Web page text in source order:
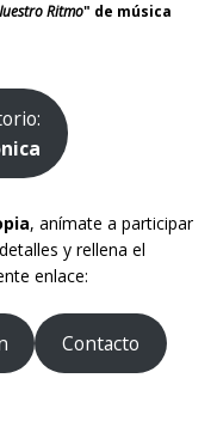
Ritmo" de música
, anímate a participar
y rellena el
enlace:
Contacto